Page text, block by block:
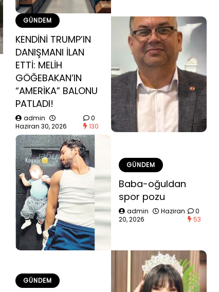
GÜNDEM
KENDİNİ TRUMP’IN
DANIŞMANI İLAN
ETTİ: MELİH
GÖĞEBAKAN’IN
“AMERİKA” BALONU
PATLADI!
admin
Haziran 30, 2026
0
130
GÜNDEM
Baba-oğuldan
spor pozu
admin
Haziran
20, 2026
0
53
GÜNDEM